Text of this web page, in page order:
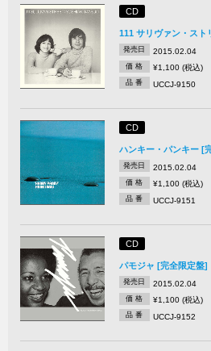
CD
111 サリヴァン・スト
発売日 2015.02.04
価 格 ¥1,100 (税込)
品 番 UCCJ-9150
CD
ハンキー・パンキー [
発売日 2015.02.04
価 格 ¥1,100 (税込)
品 番 UCCJ-9151
CD
パモジャ [完全限定盤]
発売日 2015.02.04
価 格 ¥1,100 (税込)
品 番 UCCJ-9152